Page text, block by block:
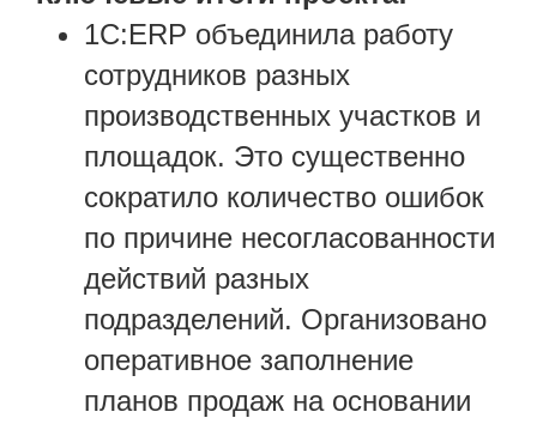
1С:ERP объединила работу
сотрудников разных
производственных участков и
площадок. Это существенно
сократило количество ошибок
по причине несогласованности
действий разных
подразделений. Организовано
оперативное заполнение
планов продаж на основании